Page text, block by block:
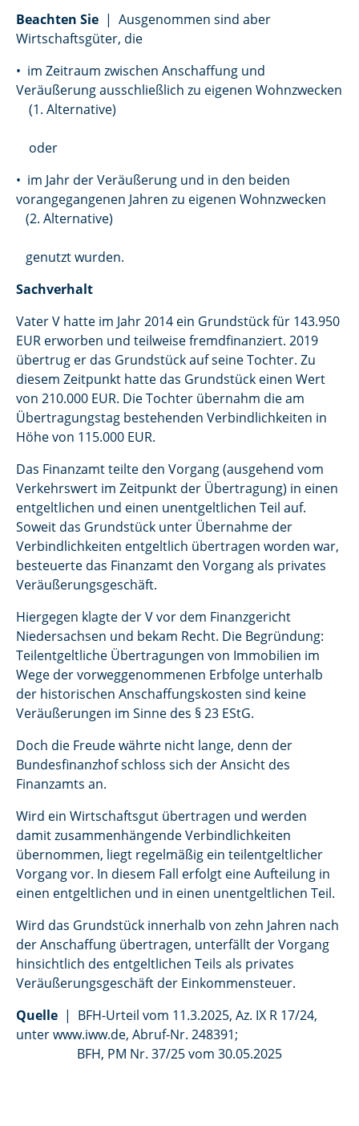
Beachten Sie | Ausgenommen sind aber
Wirtschaftsgüter, die
• im Zeitraum zwischen Anschaffung und
Veräußerung ausschließlich zu eigenen Wohnzwecken
(1. Alternative)
oder
• im Jahr der Veräußerung und in den beiden
vorangegangenen Jahren zu eigenen Wohnzwecken
(2. Alternative)
genutzt wurden.
Sachverhalt
Vater V hatte im Jahr 2014 ein Grundstück für 143.950
EUR erworben und teilweise fremdfinanziert. 2019
übertrug er das Grundstück auf seine Tochter. Zu
diesem Zeitpunkt hatte das Grundstück einen Wert
von 210.000 EUR. Die Tochter übernahm die am
Übertragungstag bestehenden Verbindlichkeiten in
Höhe von 115.000 EUR.
Das Finanzamt teilte den Vorgang (ausgehend vom
Verkehrswert im Zeitpunkt der Übertragung) in einen
entgeltlichen und einen unentgeltlichen Teil auf.
Soweit das Grundstück unter Übernahme der
Verbindlichkeiten entgeltlich übertragen worden war,
besteuerte das Finanzamt den Vorgang als privates
Veräußerungsgeschäft.
Hiergegen klagte der V vor dem Finanzgericht
Niedersachsen und bekam Recht. Die Begründung:
Teilentgeltliche Übertragungen von Immobilien im
Wege der vorweggenommenen Erbfolge unterhalb
der historischen Anschaffungskosten sind keine
Veräußerungen im Sinne des § 23 EStG.
Doch die Freude währte nicht lange, denn der
Bundesfinanzhof schloss sich der Ansicht des
Finanzamts an.
Wird ein Wirtschaftsgut übertragen und werden
damit zusammenhängende Verbindlichkeiten
übernommen, liegt regelmäßig ein teilentgeltlicher
Vorgang vor. In diesem Fall erfolgt eine Aufteilung in
einen entgeltlichen und in einen unentgeltlichen Teil.
Wird das Grundstück innerhalb von zehn Jahren nach
der Anschaffung übertragen, unterfällt der Vorgang
hinsichtlich des entgeltlichen Teils als privates
Veräußerungsgeschäft der Einkommensteuer.
Quelle | BFH-Urteil vom 11.3.2025, Az. IX R 17/24,
unter www.iww.de, Abruf-Nr. 248391;
BFH, PM Nr. 37/25 vom 30.05.2025